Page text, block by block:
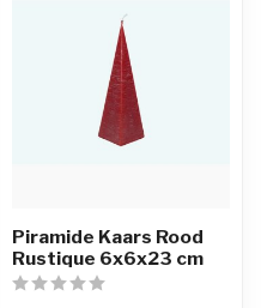
Piramide Kaars Rood
Rustique 6x6x23 cm